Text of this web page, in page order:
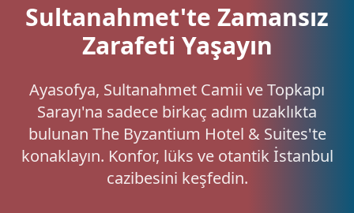
Sultanahmet'te Zamansız
Zarafeti Yaşayın
Ayasofya, Sultanahmet Camii ve Topkapı
Sarayı'na sadece birkaç adım uzaklıkta
bulunan The Byzantium Hotel & Suites'te
konaklayın. Konfor, lüks ve otantik İstanbul
cazibesini keşfedin.